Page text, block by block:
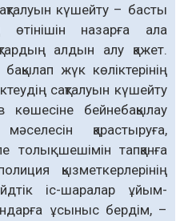
күшейту – басты
өтінішін назарға ала
алдын алу қажет.
жүк көліктерінің
сақталуын күшейту
көшесіне бейнебақылау
қарастыруға,
толық шешімін тапқанға
қызмет­керлерінің
іс-шаралар ұйым­
ұсыныс бердім, –